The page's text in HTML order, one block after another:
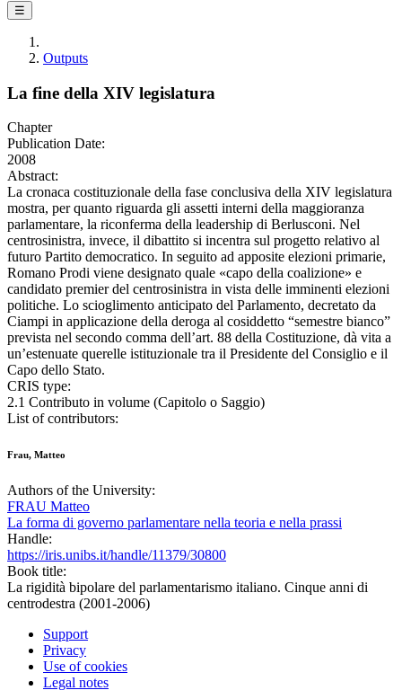
☰
Outputs
La fine della XIV legislatura
Chapter
Publication Date:
2008
Abstract:
La cronaca costituzionale della fase conclusiva della XIV legislatura
mostra, per quanto riguarda gli assetti interni della maggioranza
parlamentare, la riconferma della leadership di Berlusconi. Nel
centrosinistra, invece, il dibattito si incentra sul progetto relativo al
futuro Partito democratico. In seguito ad apposite elezioni primarie,
Romano Prodi viene designato quale «capo della coalizione» e
candidato premier del centrosinistra in vista delle imminenti elezioni
politiche. Lo scioglimento anticipato del Parlamento, decretato da
Ciampi in applicazione della deroga al cosiddetto “semestre bianco”
prevista nel secondo comma dell’art. 88 della Costituzione, dà vita a
un’estenuate querelle istituzionale tra il Presidente del Consiglio e il
Capo dello Stato.
CRIS type:
2.1 Contributo in volume (Capitolo o Saggio)
List of contributors:
Frau, Matteo
Authors of the University:
FRAU Matteo
La forma di governo parlamentare nella teoria e nella prassi
Handle:
https://iris.unibs.it/handle/11379/30800
Book title:
La rigidità bipolare del parlamentarismo italiano. Cinque anni di
centrodestra (2001-2006)
Support
Privacy
Use of cookies
Legal notes